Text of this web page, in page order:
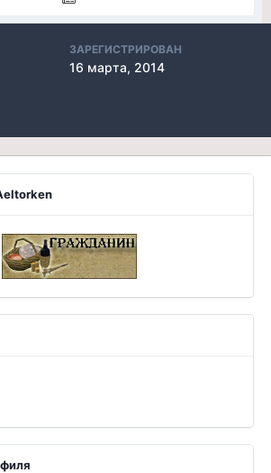
ЗАРЕГИСТРИРОВАН
16 марта, 2014